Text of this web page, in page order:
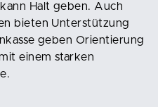
Halt geben. Auch
bieten Unterstützung
geben Orientierung
einem starken